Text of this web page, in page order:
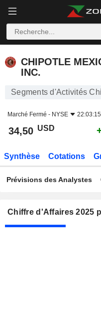
CHIPOTLE
INC.
Segments d'Activités
Marché Fermé - NYSE
34,50 USD
Synthèse Cotations
Prévisions des Analystes
Chiffre d'Affaires 2025